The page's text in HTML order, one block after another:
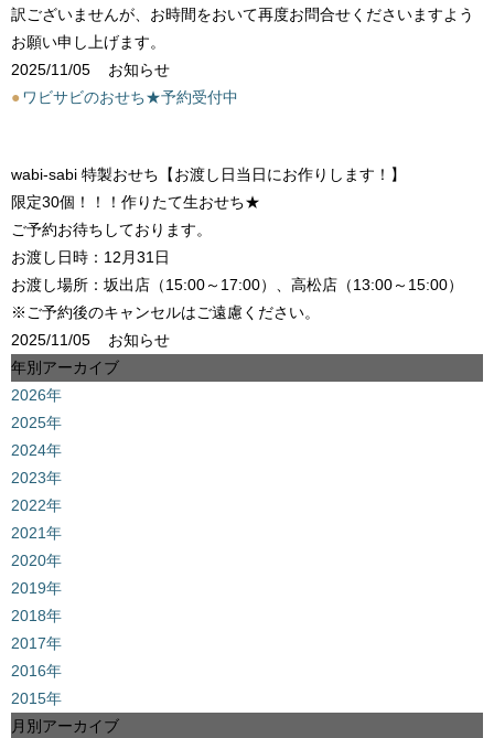
訳ございませんが、お時間をおいて再度お問合せくださいますよう
お願い申し上げます。
2025/11/05
お知らせ
●ワビサビのおせち★予約受付中
wabi-sabi 特製おせち【お渡し日当日にお作りします！】
限定30個！！！作りたて生おせち★
ご予約お待ちしております。
お渡し日時：12月31日
お渡し場所：坂出店（15:00～17:00）、高松店（13:00～15:00）
※ご予約後のキャンセルはご遠慮ください。
2025/11/05
お知らせ
年別アーカイブ
2026年
2025年
2024年
2023年
2022年
2021年
2020年
2019年
2018年
2017年
2016年
2015年
月別アーカイブ